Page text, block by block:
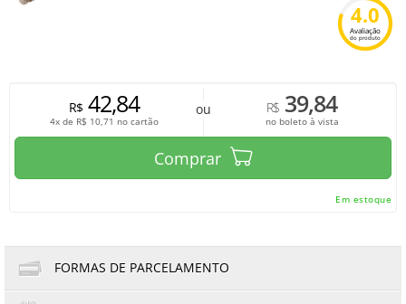
4.0
Avaliação
do produto
R$42,84
4x de R$ 10,71 no cartão
ou R$39,84
no boleto à vista
Comprar
Em estoque
FORMAS DE PARCELAMENTO